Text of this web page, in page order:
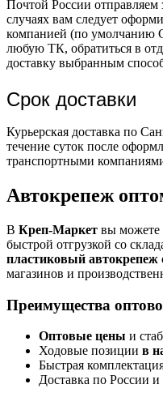
Почтой России отправляем
случаях вам следует
компанией (по умолчанию
любую ТК, обратиться в
доставку выбранным
Срок доставки
Курьерская доставка по
течение суток после
транспортными
Автокрепеж
В Креп-Маркет вы можете
быстрой отгрузкой со
пластиковый автокрепеж
магазинов и
Преимущества
Оптовые цены и
Ходовые позиции в
Быстрая
Доставка по России